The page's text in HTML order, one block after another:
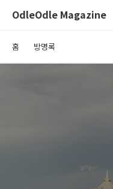
OdleOdle Magazine
홈 방명록